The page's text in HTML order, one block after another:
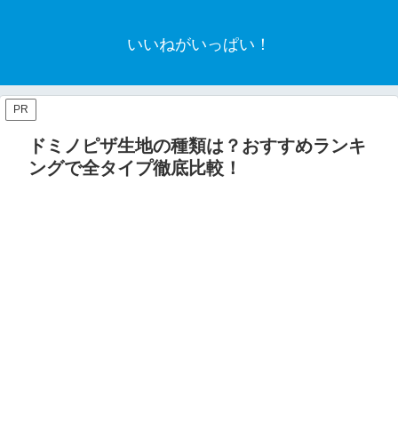
いいねがいっぱい！
PR
ドミノピザ生地の種類は？おすすめランキ
ングで全タイプ徹底比較！